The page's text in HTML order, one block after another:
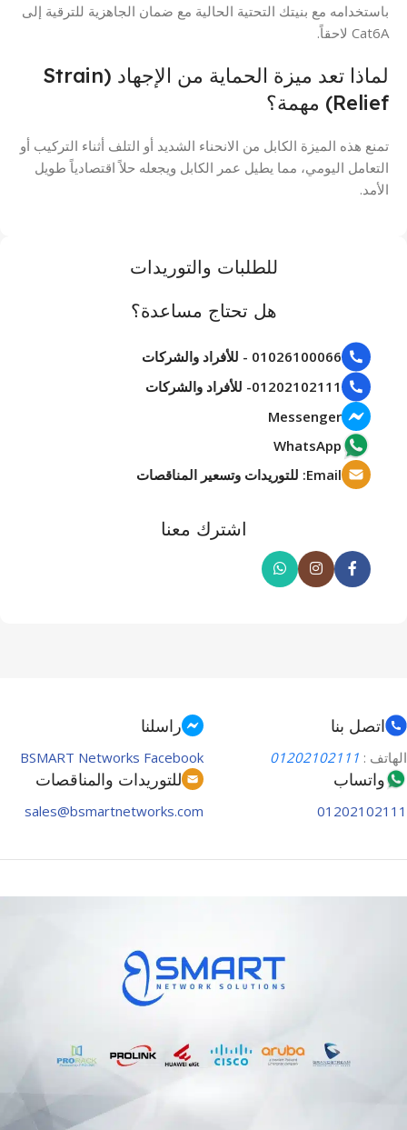
باستخدامه مع بنيتك التحتية الحالية مع ضمان الجاهزية للترقية إلى
Cat6A لاحقاً.
لماذا تعد ميزة الحماية من الإجهاد (Strain
Relief) مهمة؟
تمنع هذه الميزة الكابل من الانحناء الشديد أو التلف أثناء التركيب أو
التعامل اليومي، مما يطيل عمر الكابل ويجعله حلاً اقتصادياً طويل
الأمد.
للطلبات والتوريدات
هل تحتاج مساعدة؟
01026100066 - للأفراد والشركات
01202102111- للأفراد والشركات
Messenger
WhatsApp
Email: للتوريدات وتسعير المناقصات
اشترك معنا
اتصل بنا
الهاتف : 01202102111
راسلنا
BSMART Networks Facebook
واتساب
01202102111
للتوريدات والمناقصات
sales@bsmartnetworks.com